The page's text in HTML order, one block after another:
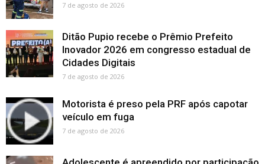
7 de agosto de 2026
Ditão Pupio recebe o Prêmio Prefeito
Inovador 2026 em congresso estadual de
Cidades Digitais
7 de agosto de 2026
Motorista é preso pela PRF após capotar
veículo em fuga
7 de agosto de 2026